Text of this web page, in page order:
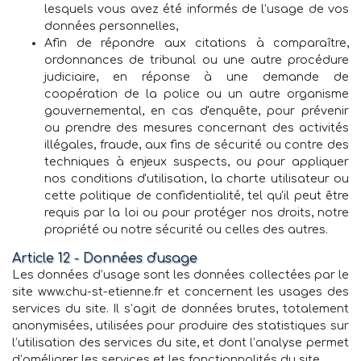
lesquels vous avez été informés de l’usage de vos
données personnelles,
Afin de répondre aux citations à comparaître,
ordonnances de tribunal ou une autre procédure
judiciaire, en réponse à une demande de
coopération de la police ou un autre organisme
gouvernemental, en cas d'enquête, pour prévenir
ou prendre des mesures concernant des activités
illégales, fraude, aux fins de sécurité ou contre des
techniques à enjeux suspects, ou pour appliquer
nos conditions d'utilisation, la charte utilisateur ou
cette politique de confidentialité, tel qu'il peut être
requis par la loi ou pour protéger nos droits, notre
propriété ou notre sécurité ou celles des autres.
Article 12 - Données d'usage
Les données d’usage sont les données collectées par le
site www.chu-st-etienne.fr et concernent les usages des
services du site. Il s’agit de données brutes, totalement
anonymisées, utilisées pour produire des statistiques sur
l’utilisation des services du site, et dont l’analyse permet